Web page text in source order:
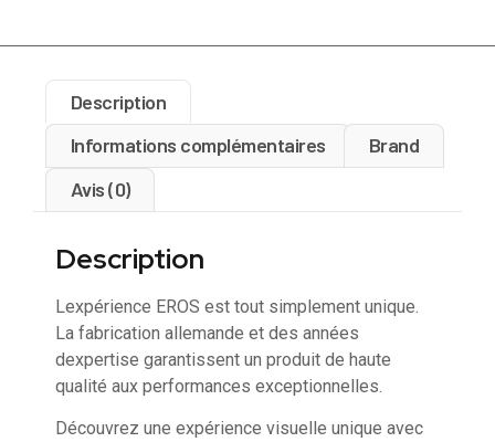
Description
Informations complémentaires
Brand
Avis (0)
Description
Lexpérience EROS est tout simplement unique.
La fabrication allemande et des années
dexpertise garantissent un produit de haute
qualité aux performances exceptionnelles.
Découvrez une expérience visuelle unique avec